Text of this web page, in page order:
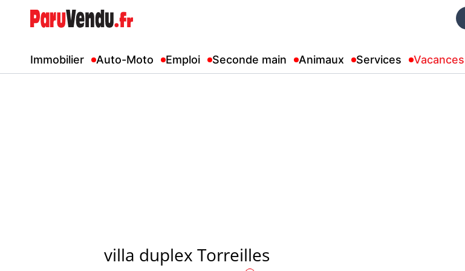
Immobilier Auto-Moto Emploi Seconde main Animaux Services Vacances
villa duplex Torreilles